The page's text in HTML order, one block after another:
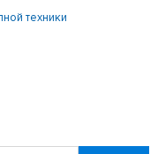
техники